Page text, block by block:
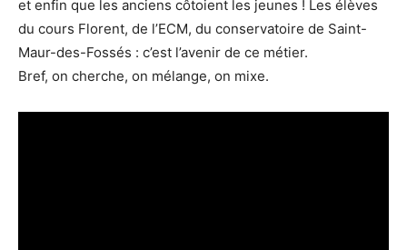
et enfin que les anciens côtoient les jeunes ! Les élèves
du cours Florent, de l’ECM, du conservatoire de Saint-
Maur-des-Fossés : c’est l’avenir de ce métier.
Bref, on cherche, on mélange, on mixe.